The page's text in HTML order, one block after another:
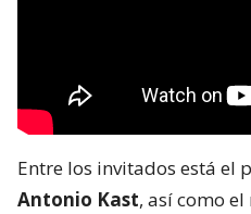
Entre los invitados está el
Antonio Kast, así como el